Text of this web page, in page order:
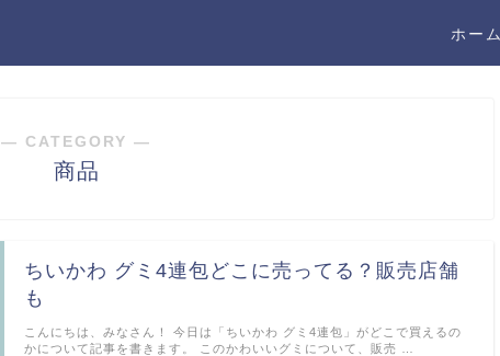
ホーム
― CATEGORY ―
商品
ちいかわ グミ4連包どこに売ってる？販売店舗
も
こんにちは、みなさん！ 今日は「ちいかわ グミ4連包」がどこで買えるの
かについて記事を書きます。 このかわいいグミについて、販売 …